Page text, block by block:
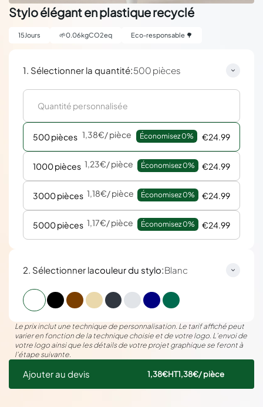
Stylo élégant en plastique recyclé
15 Jours 🌱0.06kgCO2eq Eco-responsable 🌳
1. Sélectionner la quantité:500 pièces
500 pièces 1,38€/ pièce Économisez 0% €24.99
1000 pièces 1,23€/ pièce Économisez 0% €24.99
3000 pièces 1,18€/ pièce Économisez 0% €24.99
5000 pièces 1,17€/ pièce Économisez 0% €24.99
2. Sélectionner lacouleur du stylo:Blanc
Le prix inclut une technique de personnalisation. Le tarif affiché peut
varier en fonction de la technique choisie et de votre logo. L’envoi de
votre logo ainsi que les détails de votre projet graphique se feront à
l’étape suivante.
Ajouter au devis 1,38€HT1,38€/ pièce